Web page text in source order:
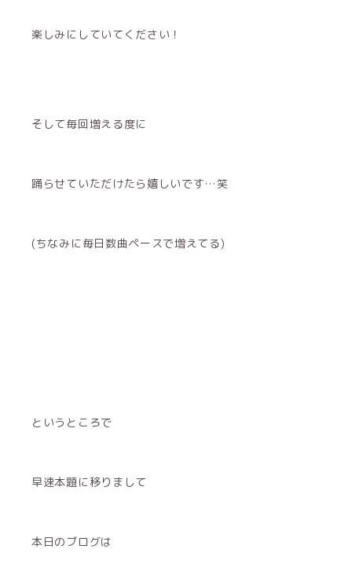
楽しみにしていてください！
そして毎回増える度に
踊らせていただけたら嬉しいです…笑
(ちなみに毎日数曲ペースで増えてる)
というところで
早速本題に移りまして
本日のブログは